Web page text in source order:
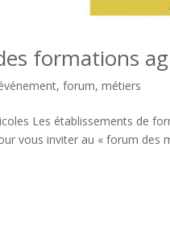
formations
,forum,métiers
Les établissements de
vous inviter au « forum des